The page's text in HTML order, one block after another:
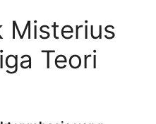
Misterius
Teori